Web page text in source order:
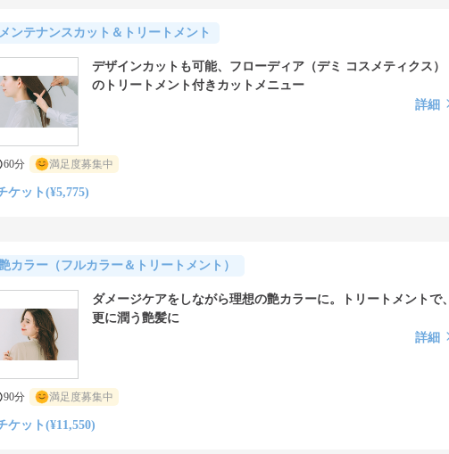
ンテナンスカット＆トリートメント
デザインカットも可能、フローディア（デミ コスメティクス）
のトリートメント付きカットメニュー
詳細
60分 満足度募集中
ケット(¥5,775)
カラー（フルカラー＆トリートメント）
ダメージケアをしながら理想の艶カラーに。トリートメントで、
更に潤う艶髪に
詳細
90分 満足度募集中
ケット(¥11,550)